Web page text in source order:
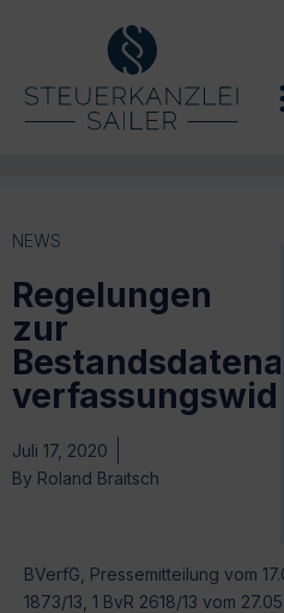
NEWS
Regelungen
zur
Juli 17, 2020
By Roland Braitsch
BVerfG, Pressemitteilung vom
1873/13, 1 BvR 2618/13 vom